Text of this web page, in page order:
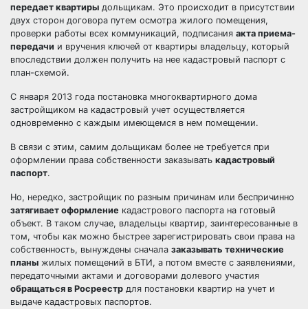
передает квартиры дольщикам. Это происходит в присутствии
двух сторон договора путем осмотра жилого помещения,
проверки работы всех коммуникаций, подписания акта приема-
передачи и вручения ключей от квартиры владельцу, который
впоследствии должен получить на нее кадастровый паспорт с
план-схемой.
С января 2013 года постановка многоквартирного дома
застройщиком на кадастровый учет осуществляется
одновременно с каждым имеющемся в нем помещении.
В связи с этим, самим дольщикам более не требуется при
оформлении права собственности заказывать кадастровый
паспорт.
Но, нередко, застройщик по разным причинам или беспричинно
затягивает оформление кадастрового паспорта на готовый
объект. В таком случае, владельцы квартир, заинтересованные в
том, чтобы как можно быстрее зарегистрировать свои права на
собственность, вынуждены сначала заказывать технические
планы жилых помещений в БТИ, а потом вместе с заявлениями,
передаточными актами и договорами долевого участия
обращаться в Росреестр для постановки квартир на учет и
выдаче кадастровых паспортов.